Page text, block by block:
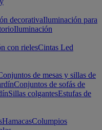
decorativaIluminación para
Iluminación
con rielesCintas Led
de mesas y sillas de
Conjuntos de sofás de
Sillas colgantesEstufas de
HamacasColumpios